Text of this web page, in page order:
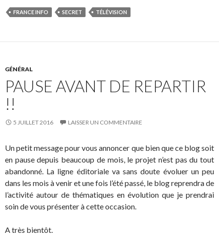
FRANCE INFO SECRET TÉLÉVISION
GÉNÉRAL
PAUSE AVANT DE REPARTIR
!!
5 JUILLET 2016 LAISSER UN COMMENTAIRE
Un petit message pour vous annoncer que bien que ce blog soit
en pause depuis beaucoup de mois, le projet n’est pas du tout
abandonné. La ligne éditoriale va sans doute évoluer un peu
dans les mois à venir et une fois l’été passé, le blog reprendra de
l’activité autour de thématiques en évolution que je prendrai
soin de vous présenter à cette occasion.
A très bientôt.